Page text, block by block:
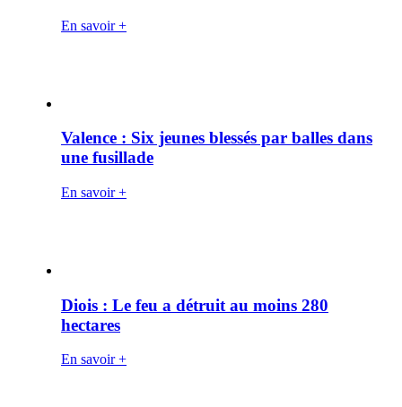
En savoir +
Valence : Six jeunes blessés par balles dans
une fusillade
En savoir +
Diois : Le feu a détruit au moins 280
hectares
En savoir +